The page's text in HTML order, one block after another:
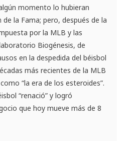
momento lo hubieran
la Fama; pero, después de la
por la MLB y las
Biogénesis, de
en la despedida del béisbol
más recientes de la MLB
“la era de los esteroides”.
“renació” y logró
que hoy mueve más de 8